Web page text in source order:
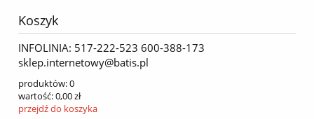
Koszyk
INFOLINIA: 517-222-523 600-388-173
sklep.internetowy@batis.pl
produktów:0
wartość:0,00 zł
przejdź do koszyka